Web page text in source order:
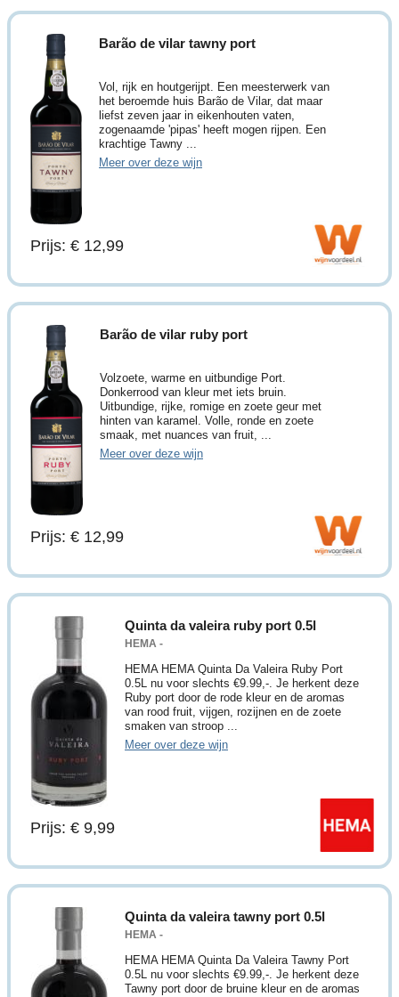
Barão de vilar tawny port
Vol, rijk en houtgerijpt. Een meesterwerk van
het beroemde huis Barão de Vilar, dat maar
liefst zeven jaar in eikenhouten vaten,
zogenaamde 'pipas' heeft mogen rijpen. Een
krachtige Tawny ...
Meer over deze wijn
Prijs: € 12,99
Barão de vilar ruby port
Volzoete, warme en uitbundige Port.
Donkerrood van kleur met iets bruin.
Uitbundige, rijke, romige en zoete geur met
hinten van karamel. Volle, ronde en zoete
smaak, met nuances van fruit, ...
Meer over deze wijn
Prijs: € 12,99
Quinta da valeira ruby port 0.5l
HEMA -
HEMA HEMA Quinta Da Valeira Ruby Port
0.5L nu voor slechts €9.99,-. Je herkent deze
Ruby port door de rode kleur en de aromas
van rood fruit, vijgen, rozijnen en de zoete
smaken van stroop ...
Meer over deze wijn
Prijs: € 9,99
Quinta da valeira tawny port 0.5l
HEMA -
HEMA HEMA Quinta Da Valeira Tawny Port
0.5L nu voor slechts €9.99,-. Je herkent deze
Tawny port door de bruine kleur en de aromas